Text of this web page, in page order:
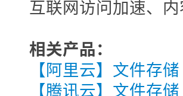
互联网访问加速、
相关产品：
【阿里云】文件存
【腾讯云】文件存储